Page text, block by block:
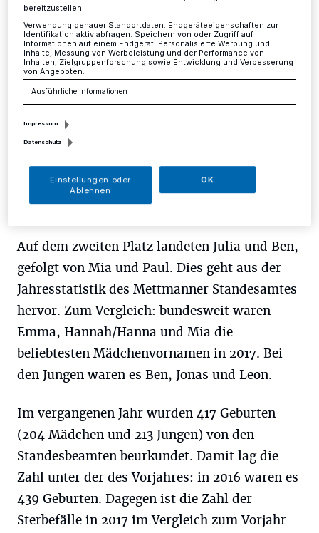
Mettmann ·Luisa und Leo waren im vergangenen Jahr
die beliebtesten Vornamen in Mettmann. Diese Namen
wurden am häufigsten ausgewählt.
Auf dem zweiten Platz landeten Julia und Ben,
gefolgt von Mia und Paul. Dies geht aus der
Jahresstatistik des Mettmanner Standesamtes
hervor. Zum Vergleich: bundesweit waren
Emma, Hannah/Hanna und Mia die
beliebtesten Mädchenvornamen in 2017. Bei
den Jungen waren es Ben, Jonas und Leon.
Im vergangenen Jahr wurden 417 Geburten
(204 Mädchen und 213 Jungen) von den
Standesbeamten beurkundet. Damit lag die
Zahl unter der des Vorjahres: in 2016 waren es
439 Geburten. Dagegen ist die Zahl der
Sterbefälle in 2017 im Vergleich zum Vorjahr
bereitzustellen:
Verwendung genauer Standortdaten. Endgeräteeigenschaften zur
Identifikation aktiv abfragen. Speichern von oder Zugriff auf
Informationen auf einem Endgerät. Personalisierte Werbung und
Inhalte, Messung von Werbeleistung und der Performance von
Inhalten, Zielgruppenforschung sowie Entwicklung und Verbesserung
von Angeboten.
Ausführliche Informationen
Impressum
Datenschutz
Einstellungen oder
Ablehnen
OK